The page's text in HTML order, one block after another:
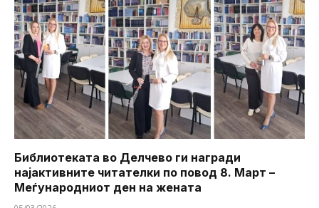
Библиотеката во Делчево ги награди
најактивните читателки по повод 8. Март –
Меѓународниот ден на жената